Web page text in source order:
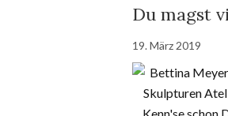
Du magst
19. März 2019